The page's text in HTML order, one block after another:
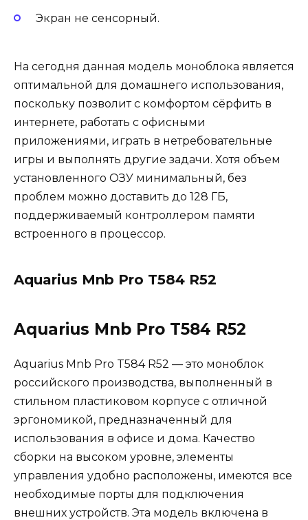
Экран не сенсорный.
На сегодня данная модель моноблока является
оптимальной для домашнего использования,
поскольку позволит с комфортом сёрфить в
интернете, работать с офисными
приложениями, играть в нетребовательные
игры и выполнять другие задачи. Хотя объем
установленного ОЗУ минимальный, без
проблем можно доставить до 128 ГБ,
поддерживаемый контроллером памяти
встроенного в процессор.
Aquarius Mnb Pro T584 R52
Aquarius Mnb Pro T584 R52
Aquarius Mnb Pro T584 R52 — это моноблок
российского производства, выполненный в
стильном пластиковом корпусе с отличной
эргономикой, предназначенный для
использования в офисе и дома. Качество
сборки на высоком уровне, элементы
управления удобно расположены, имеются все
необходимые порты для подключения
внешних устройств. Эта модель включена в